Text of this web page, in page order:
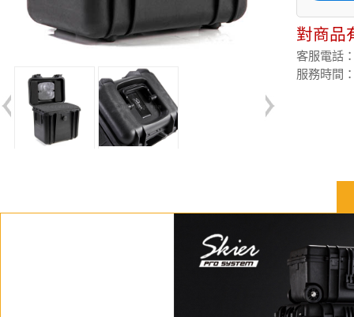
對商品
客服電話
服務時間